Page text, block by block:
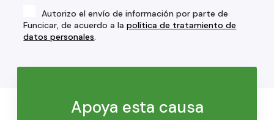
Autorizo el envío de información por parte de
Funcicar, de acuerdo a lapolítica de tratamiento de
datos personales
Apoya esta causa